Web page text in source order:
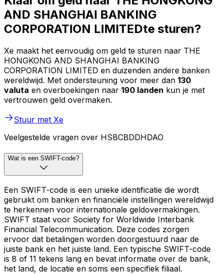
AND SHANGHAI BANKING
CORPORATION LIMITEDte sturen?
Xe maakt het eenvoudig om geld te sturen naar THE
HONGKONG AND SHANGHAI BANKING
CORPORATION LIMITED en duizenden andere banken
wereldwijd. Met ondersteuning voor meer dan 130
valuta en overboekingen naar 190 landen kun je met
vertrouwen geld overmaken.
Stuur met Xe
Veelgestelde vragen over HSBCBDDHDAO
Wat is een SWIFT-code?
Een SWIFT-code is een unieke identificatie die wordt
gebruikt om banken en financiële instellingen wereldwijd
te herkennen voor internationale geldovermakingen.
SWIFT staat voor Society for Worldwide Interbank
Financial Telecommunication. Deze codes zorgen
ervoor dat betalingen worden doorgestuurd naar de
juiste bank en het juiste land. Een typische SWIFT-code
is 8 of 11 tekens lang en bevat informatie over de bank,
het land, de locatie en soms een specifiek filiaal.